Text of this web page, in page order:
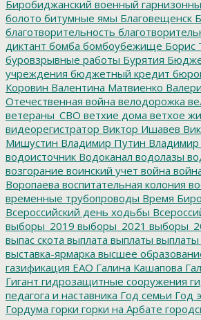
Биробиджанский военный
болото битумные ямы Благовещенск
благотворительность
диктант бомба бомбоубежище Борис
буровзрывные работы Бурятия
учреждения бюджетный кредит
Коровин Валентина Матвиенко
Отечественная война велодорожка
ветераны_СВО ветхие дома ветхое
видеорегистратор Виктор Ишавев
Мишустин Владимир Путин Владимир
водоисточник Водоканал водолазы
возгорание воинский учет война
Воропаева воспитательная колония
временные трубопроводы Время
Всероссийский день ходьбы
выборы_2019 выборы_2021
выпас скота выплата выплаты
выставка-ярмарка высшее
газификация ЕАО Галина Кашапова
Гигант гидрозащитные сооружения
педагога и наставника Год семьи Год
Гордума горки горки на Арбате